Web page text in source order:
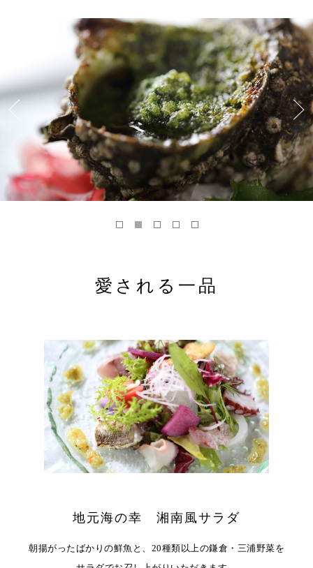
愛される一品
地元海の幸 湘南風サラダ
朝揚がったばかりの鮮魚と、 20種類以上の鎌倉・三浦野菜を